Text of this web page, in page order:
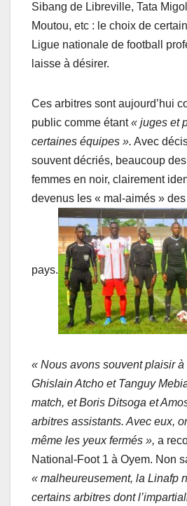
Sibang de Libreville, Tata
Moutou, etc : le choix de
Ligue nationale de football
laisse à désirer.
Ces arbitres sont aujourd’hui
public comme étant« juges et
certaines équipes ». Avec
souvent décriés, beaucoup
femmes en noir, clairement
devenus les « mal-aimés »
pays.
« Nous avons souvent plaisir
Ghislain Atcho et Tanguy
match, et Boris Ditsoga et
arbitres assistants. Avec eux,
même les yeux fermés », a
National-Foot 1 à Oyem. Non
« malheureusement, la Linafp
certains arbitres dont